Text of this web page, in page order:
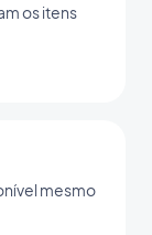
os itens
mesmo